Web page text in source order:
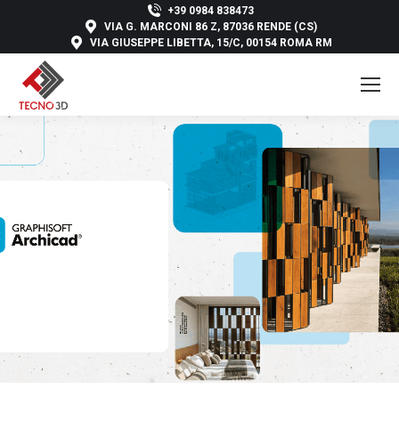
+39 0984 838473
VIA G. MARCONI 86 Z, 87036 RENDE (CS)
VIA GIUSEPPE LIBETTA, 15/C, 00154 ROMA RM
You are here: